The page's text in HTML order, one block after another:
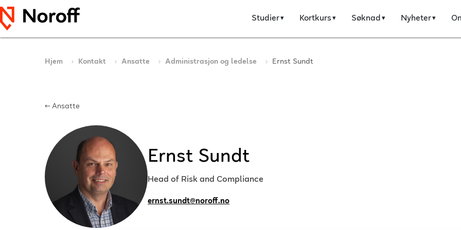
Studier Kortkurs Søknad Nyheter
Hjem Kontakt Ansatte Administrasjon og ledelse Ernst Sundt
← Ansatte
Ernst Sundt
Head of Risk and Compliance
ernst.sundt@noroff.no